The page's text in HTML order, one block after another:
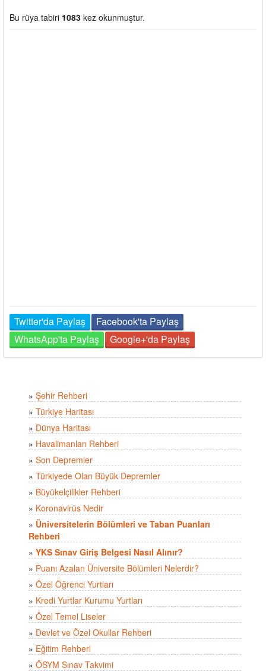
Bu rüya tabiri 1083 kez okunmuştur.
Twitter'da Paylaş
Facebook'ta Paylaş
WhatsApp'ta Paylaş
Google+'da Paylaş
» Şehir Rehberi
» Türkiye Haritası
» Dünya Haritası
» Havalimanları Rehberi
» Son Depremler
» Türkiyede Olan Büyük Depremler
» Büyükelçilikler Rehberi
» Koronavirüs Nedir
» Üniversitelerin Bölümleri ve Taban Puanları
Rehberi
» YKS Sınav Giriş Belgesi Nasıl Alınır?
» Puanı Azalan Üniversite Bölümleri Nelerdir?
» Özel Öğrenci Yurtları
» Kredi Yurtlar Kurumu Yurtları
» Özel Temel Liseler
» Devlet ve Özel Okullar Rehberi
» Eğitim Rehberi
» ÖSYM Sınav Takvimi